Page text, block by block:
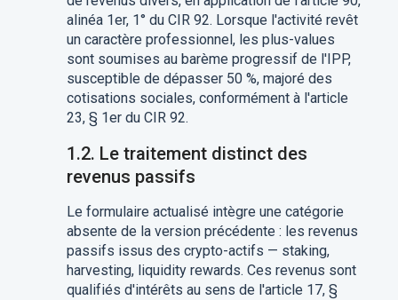
alinéa 1er, 1° du CIR 92. Lorsque l'activité revêt
un caractère professionnel, les plus-values
sont soumises au barème progressif de l'IPP,
susceptible de dépasser 50 %, majoré des
cotisations sociales, conformément à l'article
23, § 1er du CIR 92.
1.2. Le traitement distinct des
revenus passifs
Le formulaire actualisé intègre une catégorie
absente de la version précédente : les revenus
passifs issus des crypto-actifs — staking,
harvesting, liquidity rewards. Ces revenus sont
qualifiés d'intérêts au sens de l'article 17, §